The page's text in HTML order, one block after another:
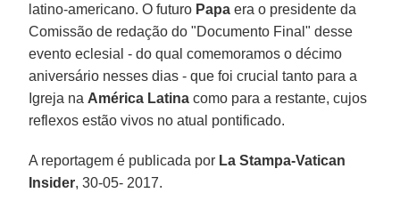
latino-americano. O futuro Papa era o presidente da
Comissão de redação do "Documento Final" desse
evento eclesial - do qual comemoramos o décimo
aniversário nesses dias - que foi crucial tanto para a
Igreja na América Latina como para a restante, cujos
reflexos estão vivos no atual pontificado.
A reportagem é publicada por La Stampa-Vatican
Insider, 30-05- 2017.